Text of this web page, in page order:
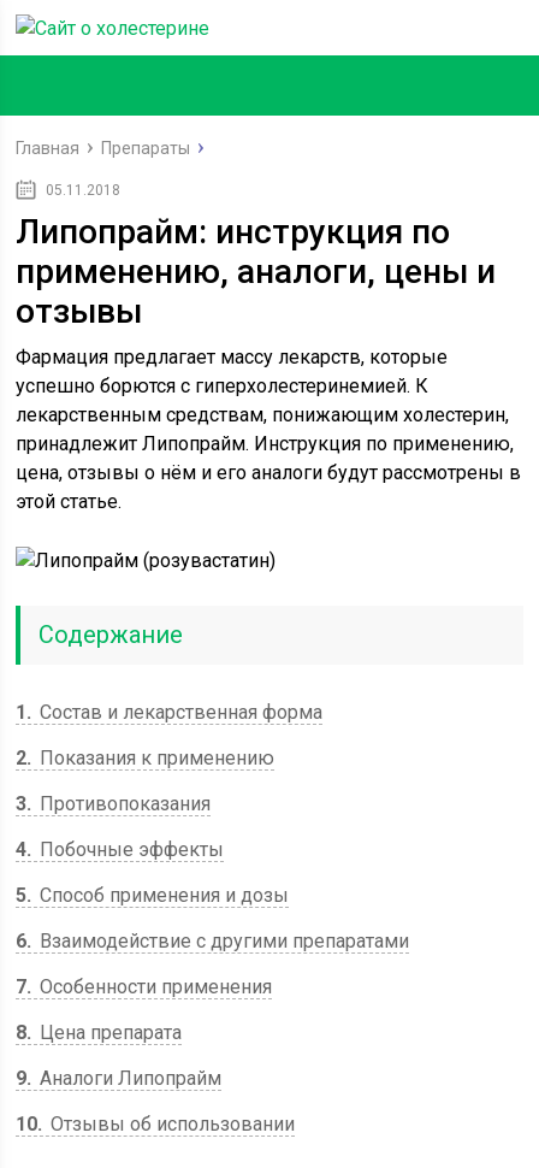
Главная Препараты
05.11.2018
Липопрайм: инструкция по
применению, аналоги, цены и
отзывы
Фармация предлагает массу лекарств, которые
успешно борются с гиперхолестеринемией. К
лекарственным средствам, понижающим холестерин,
принадлежит Липопрайм. Инструкция по применению,
цена, отзывы о нём и его аналоги будут рассмотрены в
этой статье.
Содержание
1
Состав и лекарственная форма
2
Показания к применению
3
Противопоказания
4
Побочные эффекты
5 Способ применения и дозы
6
Взаимодействие с другими препаратами
7 Особенности применения
8
Цена препарата
9 Аналоги Липопрайм
10 Отзывы об использовании